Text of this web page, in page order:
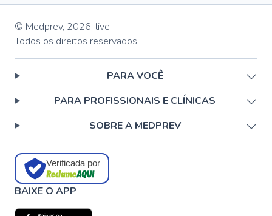
© Medprev, 2026, live
Todos os direitos reservados
PARA VOCÊ
PARA PROFISSIONAIS E CLÍNICAS
SOBRE A MEDPREV
Verificada por
BAIXE O APP